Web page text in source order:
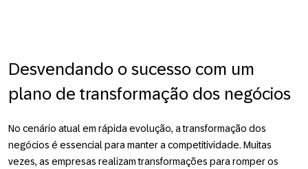
Desvendando o sucesso com um
plano de transformação dos negócios
No cenário atual em rápida evolução, a transformação dos
negócios é essencial para manter a competitividade. Muitas
vezes, as empresas realizam transformações para romper os